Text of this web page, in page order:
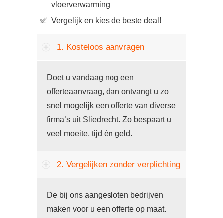
vloerverwarming
Vergelijk en kies de beste deal!
1. Kosteloos aanvragen
Doet u vandaag nog een
offerteaanvraag, dan ontvangt u zo
snel mogelijk een offerte van diverse
firma’s uit Sliedrecht. Zo bespaart u
veel moeite, tijd én geld.
2. Vergelijken zonder verplichting
De bij ons aangesloten bedrijven
maken voor u een offerte op maat.